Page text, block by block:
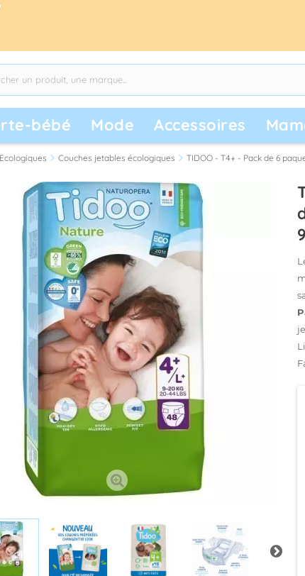
bébé Mode Accessoires
Couches jetables écologiques TIDOO - T4+ - Pack de 6